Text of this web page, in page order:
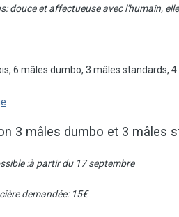
douce et affectueuse avec l'humain,
6 mâles dumbo, 3 mâles standards,
3 mâles dumbo et 3 mâles
:à partir du 17 septembre
demandée: 15€